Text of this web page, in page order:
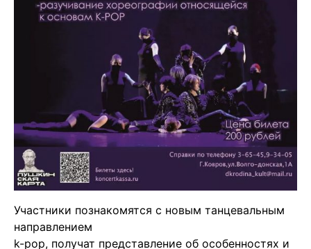
Участники познакомятся с новым танцевальным
направлением
k-pop, получат представление об особенностях и